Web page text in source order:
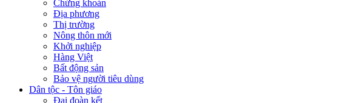
Chứng khoán
Địa phương
Thị trường
Nông thôn mới
Khởi nghiệp
Hàng Việt
Bất động sản
Bảo vệ người tiêu dùng
Dân tộc - Tôn giáo
Đại đoàn kết